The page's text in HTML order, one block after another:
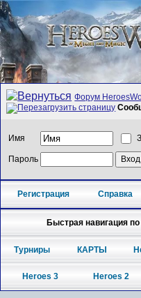
Форум
Имя
Пароль
Регистрация Справка
Быстрая навигация
Турниры КАРТЫ
Heroes 3 Heroes 2